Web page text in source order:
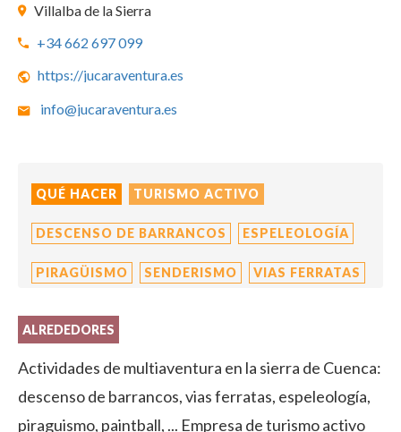
Villalba de la Sierra
+34 662 697 099
https://jucaraventura.es
info@jucaraventura.es
QUÉ HACER TURISMO ACTIVO
DESCENSO DE BARRANCOS ESPELEOLOGÍA
PIRAGÜISMO SENDERISMO VIAS FERRATAS
ALREDEDORES
Actividades de multiaventura en la sierra de Cuenca:
descenso de barrancos, vias ferratas, espeleología,
piraguismo, paintball, ... Empresa de turismo activo